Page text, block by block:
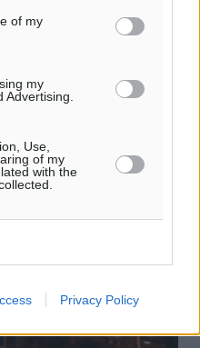
of my
my
Advertising.
Use,
of my
with the
Privacy Policy
στο 8,3% από του
μήνα. «Ήξερες ...